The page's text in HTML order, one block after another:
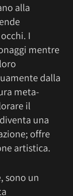
alla
I
mentre
dalla
meta-
il
una
offre
artistica.
sono un